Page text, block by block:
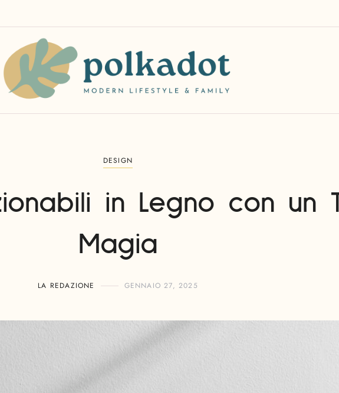
DESIGN
in Legno con un
Magia
LA REDAZIONE GENNAIO 27, 2025